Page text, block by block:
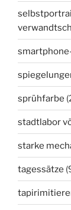
sprühfarbe
stadtlabor
starke
tagessätze